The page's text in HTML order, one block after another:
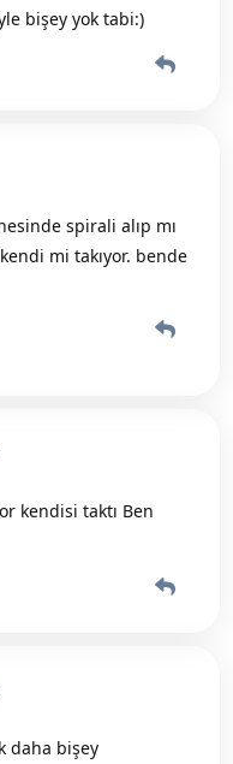
bişey yok tabi:)
spirali alıp mı
mi takıyor. bende
kendisi taktı Ben
daha bişey